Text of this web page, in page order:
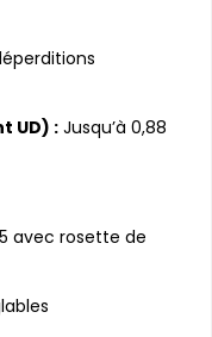
UD) : Jusqu’à 0,88
avec rosette de